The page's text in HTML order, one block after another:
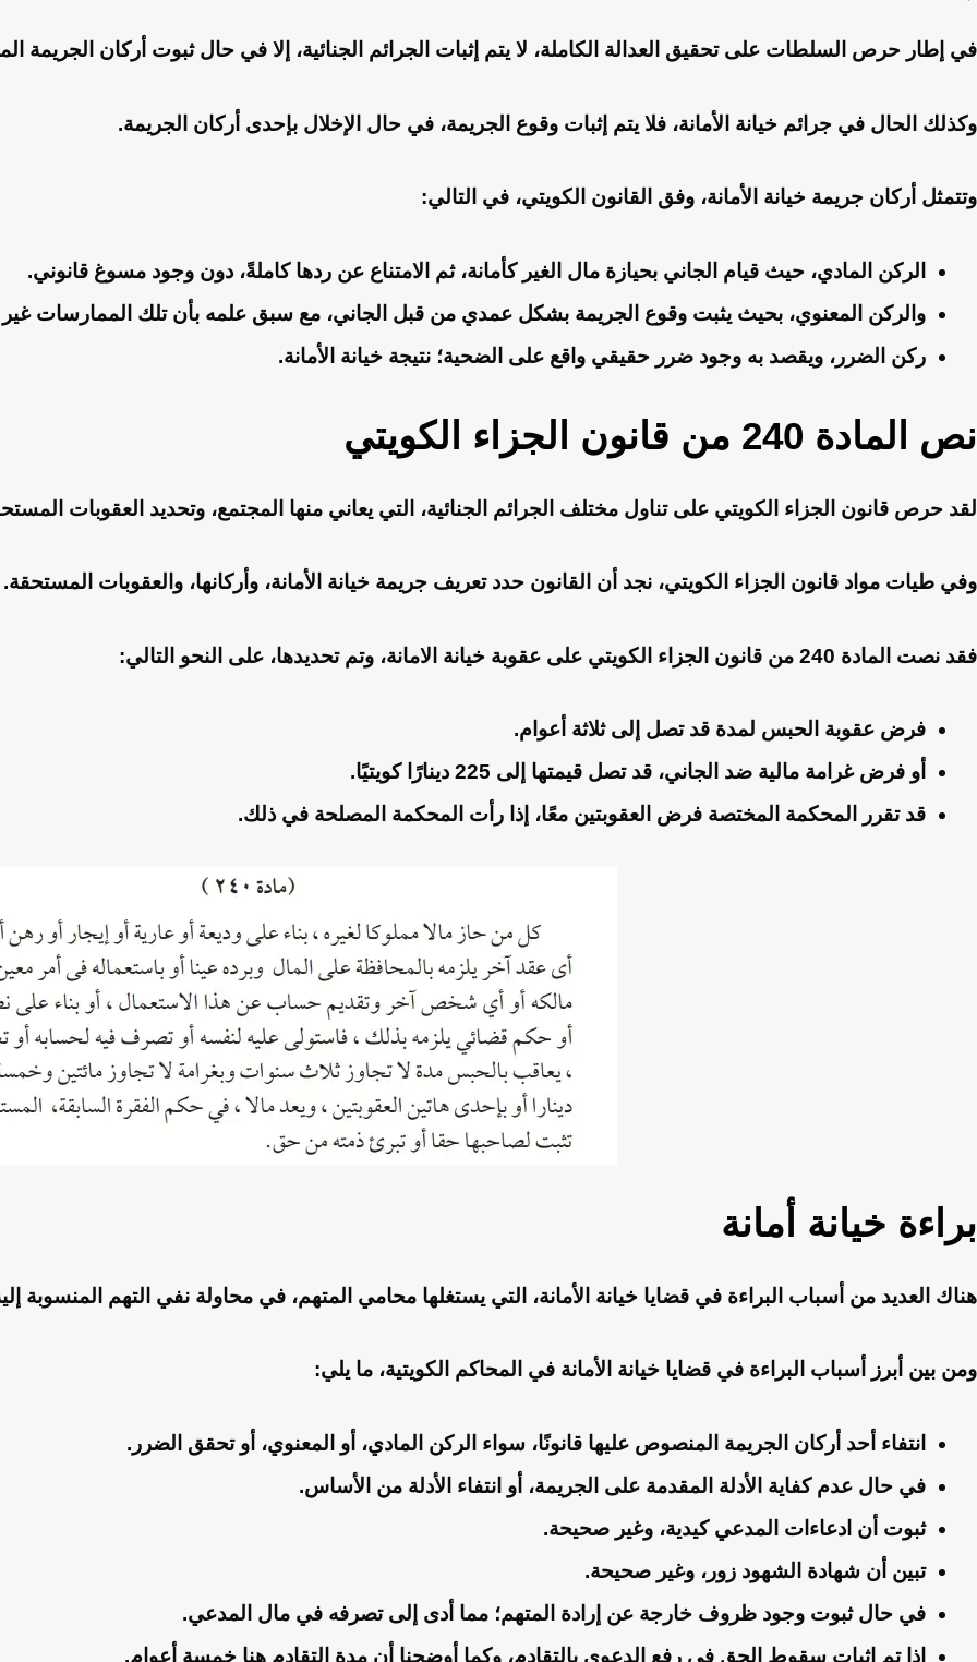
في إطار حرص السلطات على تحقيق العدالة الكاملة، لا يتم إثبات الجرائم الجنائية، إلا في حال ثبوت أركان الجريمة
وكذلك الحال في جرائم خيانة الأمانة، فلا يتم إثبات وقوع الجريمة، في حال الإخلال بإحدى أركان الجريمة.
وتتمثل أركان جريمة خيانة الأمانة، وفق القانون الكويتي، في التالي:
الركن المادي، حيث قيام الجاني بحيازة مال الغير كأمانة، ثم الامتناع عن ردها كاملةً، دون وجود مسوغ قانوني.
والركن المعنوي، بحيث يثبت وقوع الجريمة بشكل عمدي من قبل الجاني، مع سبق علمه بأن تلك الممارسات غير
ركن الضرر، ويقصد به وجود ضرر حقيقي واقع على الضحية؛ نتيجة خيانة الأمانة.
نص المادة 240 من قانون الجزاء الكويتي
لقد حرص قانون الجزاء الكويتي على تناول مختلف الجرائم الجنائية، التي يعاني منها المجتمع، وتحديد العقوبات
وفي طيات مواد قانون الجزاء الكويتي، نجد أن القانون حدد تعريف جريمة خيانة الأمانة، وأركانها، والعقوبات المستحقة.
فقد نصت المادة 240 من قانون الجزاء الكويتي على عقوبة خيانة الامانة، وتم تحديدها، على النحو التالي:
فرض عقوبة الحبس لمدة قد تصل إلى ثلاثة أعوام.
أو فرض غرامة مالية ضد الجاني، قد تصل قيمتها إلى 225 دينارًا كويتيًا.
قد تقرر المحكمة المختصة فرض العقوبتين معًا، إذا رأت المحكمة المصلحة في ذلك.
براءة خيانة أمانة
هناك العديد من أسباب البراءة في قضايا خيانة الأمانة، التي يستغلها محامي المتهم، في محاولة نفي التهم المنسوبة
ومن بين أبرز أسباب البراءة في قضايا خيانة الأمانة في المحاكم الكويتية، ما يلي:
انتفاء أحد أركان الجريمة المنصوص عليها قانونًا، سواء الركن المادي، أو المعنوي، أو تحقق الضرر.
في حال عدم كفاية الأدلة المقدمة على الجريمة، أو انتفاء الأدلة من الأساس.
ثبوت أن ادعاءات المدعي كيدية، وغير صحيحة.
تبين أن شهادة الشهود زور، وغير صحيحة.
في حال ثبوت وجود ظروف خارجة عن إرادة المتهم؛ مما أدى إلى تصرفه في مال المدعي.
إذا تم إثبات سقوط الحق في رفع الدعوى بالتقادم، وكما أوضحنا أن مدة التقادم هنا خمسة أعوام.